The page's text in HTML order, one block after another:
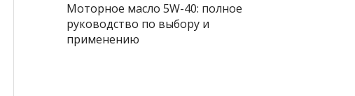
Моторное масло 5W-40: полное
руководство по выбору и
применению